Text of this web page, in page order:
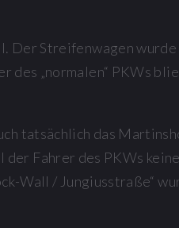
Der Streifenwagen
„normalen“ PKWs
tatsächlich das
Fahrer des PKWs keine
Wall / Jungiusstraße“